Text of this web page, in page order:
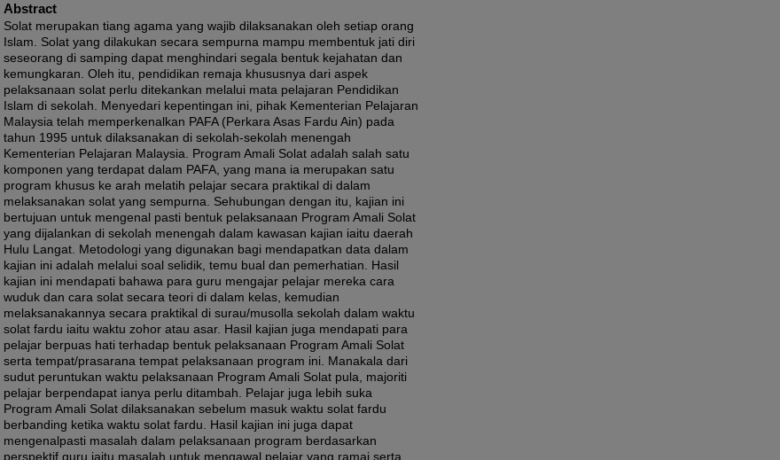
Abstract
Solat merupakan tiang agama yang wajib dilaksanakan oleh setiap orang
Islam. Solat yang dilakukan secara sempurna mampu membentuk jati diri
seseorang di samping dapat menghindari segala bentuk kejahatan dan
kemungkaran. Oleh itu, pendidikan remaja khususnya dari aspek
pelaksanaan solat perlu ditekankan melalui mata pelajaran Pendidikan
Islam di sekolah. Menyedari kepentingan ini, pihak Kementerian Pelajaran
Malaysia telah memperkenalkan PAFA (Perkara Asas Fardu Ain) pada
tahun 1995 untuk dilaksanakan di sekolah-sekolah menengah
Kementerian Pelajaran Malaysia. Program Amali Solat adalah salah satu
komponen yang terdapat dalam PAFA, yang mana ia merupakan satu
program khusus ke arah melatih pelajar secara praktikal di dalam
melaksanakan solat yang sempurna. Sehubungan dengan itu, kajian ini
bertujuan untuk mengenal pasti bentuk pelaksanaan Program Amali Solat
yang dijalankan di sekolah menengah dalam kawasan kajian iaitu daerah
Hulu Langat. Metodologi yang digunakan bagi mendapatkan data dalam
kajian ini adalah melalui soal selidik, temu bual dan pemerhatian. Hasil
kajian ini mendapati bahawa para guru mengajar pelajar mereka cara
wuduk dan cara solat secara teori di dalam kelas, kemudian
melaksanakannya secara praktikal di surau/musolla sekolah dalam waktu
solat fardu iaitu waktu zohor atau asar. Hasil kajian juga mendapati para
pelajar berpuas hati terhadap bentuk pelaksanaan Program Amali Solat
serta tempat/prasarana tempat pelaksanaan program ini. Manakala dari
sudut peruntukan waktu pelaksanaan Program Amali Solat pula, majoriti
pelajar berpendapat ianya perlu ditambah. Pelajar juga lebih suka
Program Amali Solat dilaksanakan sebelum masuk waktu solat fardu
berbanding ketika waktu solat fardu. Hasil kajian ini juga dapat
mengenalpasti masalah dalam pelaksanaan program berdasarkan
perspektif guru iaitu masalah untuk mengawal pelajar yang ramai serta